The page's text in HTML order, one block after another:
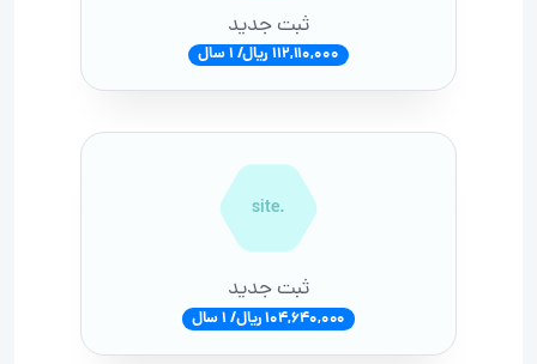
ثبت جدید
112,110,000 ریال/ 1 سال
.site
ثبت جدید
104,640,000 ریال/ 1 سال